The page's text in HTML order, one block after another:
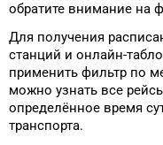
обратите внимание на
Для получения
станций и онлайн-табло
применить фильтр по
можно узнать все
определённое время
транспорта.